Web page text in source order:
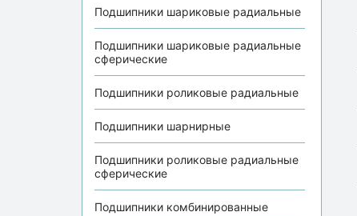
Подшипники шариковые радиальные
Подшипники шариковые радиальные
сферические
Подшипники роликовые радиальные
Подшипники шарнирные
Подшипники роликовые радиальные
сферические
Подшипники комбинированные